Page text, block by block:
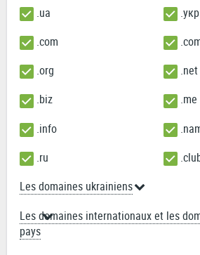
.ua
.укр
.com
.org
.net
.biz
.me
.info
.ru
Les domaines ukrainiens
Les domaines internationaux et les
pays